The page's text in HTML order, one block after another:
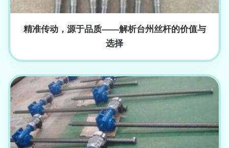
精准传动，源于品质——解析台州丝杆的价值与
选择